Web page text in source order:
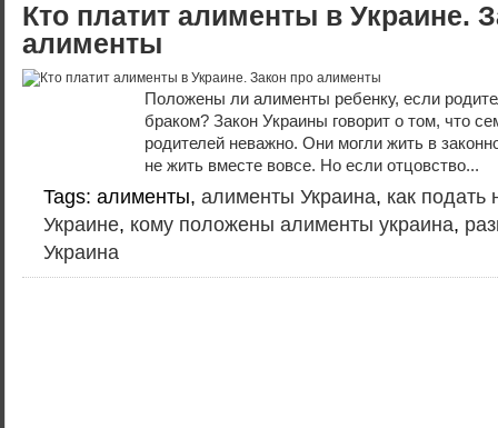
Кто платит алименты в Украине.
алименты
Положены ли алименты ребенку, если
браком? Закон Украины говорит о том, что
родителей неважно. Они могли жить в
не жить вместе вовсе. Но если отцовство...
Tags: алименты, алименты Украина, как
Украине, кому положены алименты украина,
Украина